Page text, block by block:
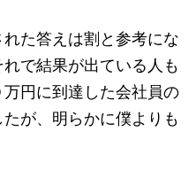
た答えは割と参考にな
で結果が出ている人も
円に到達した会社員の
が、明らかに僕よりも